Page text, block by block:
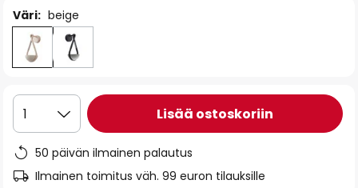
Väri: beige
1 Lisää ostoskoriin
50 päivän ilmainen palautus
Ilmainen toimitus väh. 99 euron tilauksille